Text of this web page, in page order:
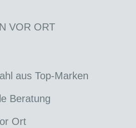
VOR ORT
aus Top-Marken
Beratung
Ort